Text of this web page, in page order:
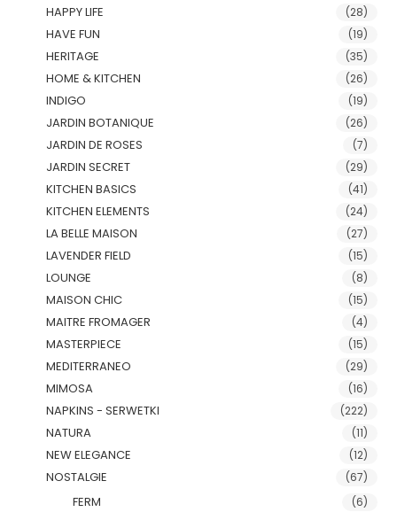
HAPPY LIFE (28)
HAVE FUN (19)
HERITAGE (35)
HOME & KITCHEN (26)
INDIGO (19)
JARDIN BOTANIQUE (26)
JARDIN DE ROSES (7)
JARDIN SECRET (29)
KITCHEN BASICS (41)
KITCHEN ELEMENTS (24)
LA BELLE MAISON (27)
LAVENDER FIELD (15)
LOUNGE (8)
MAISON CHIC (15)
MAITRE FROMAGER (4)
MASTERPIECE (15)
MEDITERRANEO (29)
MIMOSA (16)
NAPKINS - SERWETKI (222)
NATURA (11)
NEW ELEGANCE (12)
NOSTALGIE (67)
FERM (6)